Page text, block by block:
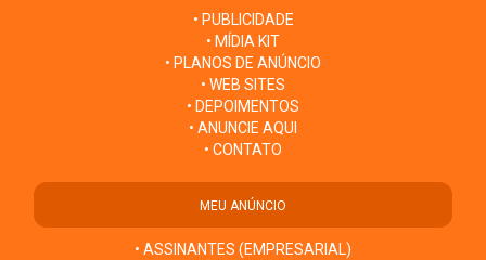
• PUBLICIDADE
• MÍDIA KIT
• PLANOS DE ANÚNCIO
• WEB SITES
• DEPOIMENTOS
• ANUNCIE AQUI
• CONTATO
MEU ANÚNCIO
• ASSINANTES (EMPRESARIAL)